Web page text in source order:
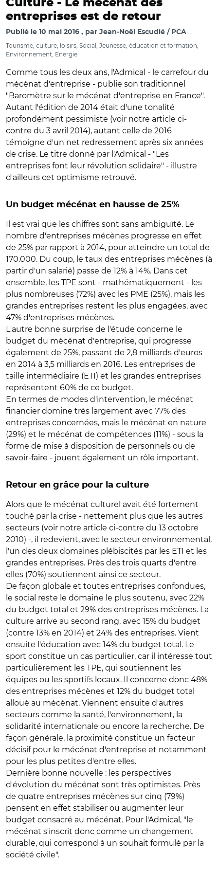
Culture - Le mécénat des
entreprises est de retour
Publié le 10 mai 2016 par Jean-Noël Escudié / PCA
Tourisme, culture, loisirs, Social, Jeunesse, éducation et formation,
Environnement, Energie
Comme tous les deux ans, l'Admical - le carrefour du
mécénat d'entreprise - publie son traditionnel
"Baromètre sur le mécénat d'entreprise en France".
Autant l'édition de 2014 était d'une tonalité
profondément pessimiste (voir notre article ci-
contre du 3 avril 2014), autant celle de 2016
témoigne d'un net redressement après six années
de crise. Le titre donné par l'Admical - "Les
entreprises font leur révolution solidaire" - illustre
d'ailleurs cet optimisme retrouvé.
Un budget mécénat en hausse de 25%
Il est vrai que les chiffres sont sans ambiguïté. Le
nombre d'entreprises mécènes progresse en effet
de 25% par rapport à 2014, pour atteindre un total de
170.000. Du coup, le taux des entreprises mécènes (à
partir d'un salarié) passe de 12% à 14%. Dans cet
ensemble, les TPE sont - mathématiquement - les
plus nombreuses (72%) avec les PME (25%), mais les
grandes entreprises restent les plus engagées, avec
47% d'entreprises mécènes.
L'autre bonne surprise de l'étude concerne le
budget du mécénat d'entreprise, qui progresse
également de 25%, passant de 2,8 milliards d'euros
en 2014 à 3,5 milliards en 2016. Les entreprises de
taille intermédiaire (ETI) et les grandes entreprises
représentent 60% de ce budget.
En termes de modes d'intervention, le mécénat
financier domine très largement avec 77% des
entreprises concernées, mais le mécénat en nature
(29%) et le mécénat de compétences (11%) - sous la
forme de mise à disposition de personnels ou de
savoir-faire - jouent également un rôle important.
Retour en grâce pour la culture
Alors que le mécénat culturel avait été fortement
touché par la crise - nettement plus que les autres
secteurs (voir notre article ci-contre du 13 octobre
2010) -, il redevient, avec le secteur environnemental,
l'un des deux domaines plébiscités par les ETI et les
grandes entreprises. Près des trois quarts d'entre
elles (70%) soutiennent ainsi ce secteur.
De façon globale et toutes entreprises confondues,
le social reste le domaine le plus soutenu, avec 22%
du budget total et 29% des entreprises mécènes. La
culture arrive au second rang, avec 15% du budget
(contre 13% en 2014) et 24% des entreprises. Vient
ensuite l'éducation avec 14% du budget total. Le
sport constitue un cas particulier, car il intéresse tout
particulièrement les TPE, qui soutiennent les
équipes ou les sportifs locaux. Il concerne donc 48%
des entreprises mécènes et 12% du budget total
alloué au mécénat. Viennent ensuite d'autres
secteurs comme la santé, l'environnement, la
solidarité internationale ou encore la recherche. De
façon générale, la proximité constitue un facteur
décisif pour le mécénat d'entreprise et notamment
pour les plus petites d'entre elles.
Dernière bonne nouvelle : les perspectives
d'évolution du mécénat sont très optimistes. Près
de quatre entreprises mécènes sur cinq (79%)
pensent en effet stabiliser ou augmenter leur
budget consacré au mécénat. Pour l'Admical, "le
mécénat s'inscrit donc comme un changement
durable, qui correspond à un souhait formulé par la
société civile".